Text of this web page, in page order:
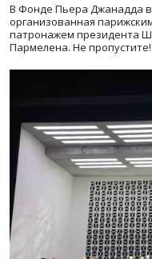
В Фонде Пьера Джанадда в
организованная
патронажем президента
Пармелена. Не пропустите!